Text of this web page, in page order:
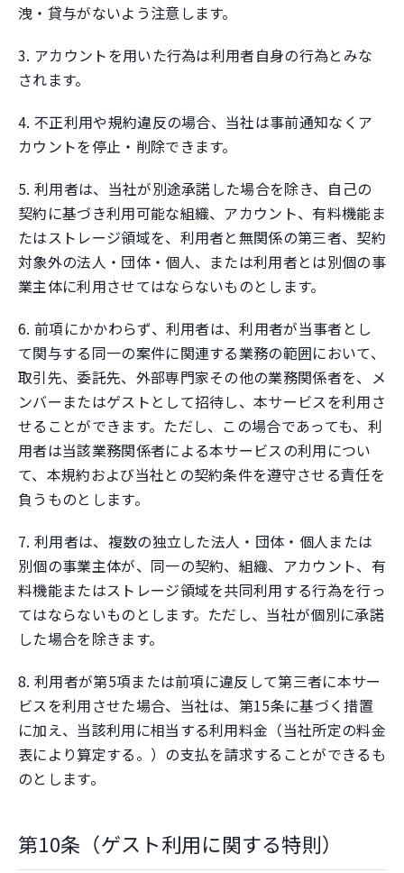
洩・貸与がないよう注意します。
3. アカウントを用いた行為は利用者自身の行為とみな
されます。
4. 不正利用や規約違反の場合、当社は事前通知なくア
カウントを停止・削除できます。
5. 利用者は、当社が別途承諾した場合を除き、自己の
契約に基づき利用可能な組織、アカウント、有料機能ま
たはストレージ領域を、利用者と無関係の第三者、契約
対象外の法人・団体・個人、または利用者とは別個の事
業主体に利用させてはならないものとします。
6. 前項にかかわらず、利用者は、利用者が当事者とし
て関与する同一の案件に関連する業務の範囲において、
取引先、委託先、外部専門家その他の業務関係者を、メ
ンバーまたはゲストとして招待し、本サービスを利用さ
せることができます。ただし、この場合であっても、利
用者は当該業務関係者による本サービスの利用につい
て、本規約および当社との契約条件を遵守させる責任を
負うものとします。
7. 利用者は、複数の独立した法人・団体・個人または
別個の事業主体が、同一の契約、組織、アカウント、有
料機能またはストレージ領域を共同利用する行為を行っ
てはならないものとします。ただし、当社が個別に承諾
した場合を除きます。
8. 利用者が第5項または前項に違反して第三者に本サー
ビスを利用させた場合、当社は、第15条に基づく措置
に加え、当該利用に相当する利用料金（当社所定の料金
表により算定する。）の支払を請求することができるも
のとします。
第10条（ゲスト利用に関する特則）